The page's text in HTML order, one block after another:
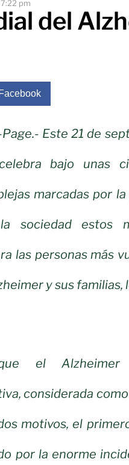
7:22 pm
del
Facebook
Este 21 de
bajo unas
marcadas por
sociedad estos
las personas más
y sus familias,
que el
considerada
motivos, el
por la enorme